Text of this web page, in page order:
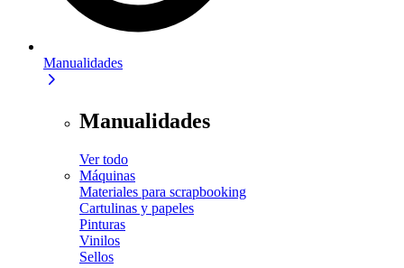
Manualidades
Manualidades
Ver todo
Máquinas
Materiales para scrapbooking
Cartulinas y papeles
Pinturas
Vinilos
Sellos